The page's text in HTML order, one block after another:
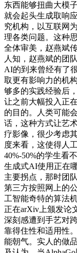
东西能够扭曲大模
就会起头生成取响
究机构，以互联网
理各类问题。这种
全体审美，赵燕斌
人知，赵燕斌的团
AI的到来曾经有了
取更有影响力的机
够多的实践经验后
让之前大幅投入正
的目的。人类可能
话，这种方式让艺
疗影像，很少考虑
度来看，这使得人
40%-50%的学生看
生成式AI使用正在
主要拐点，那时团
第三方按照网上的
工智能奇特的算法
正在arXiv上颁发论
深刻感遭到手艺对
靠得住性和适用性
能朝气。实人的做